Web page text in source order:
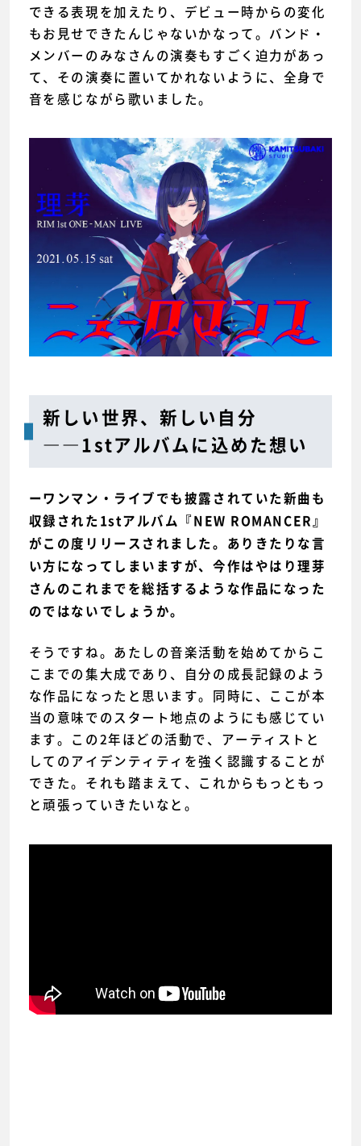
できる表現を加えたり、デビュー時からの変化
もお見せできたんじゃないかなって。バンド・
メンバーのみなさんの演奏もすごく迫力があっ
て、その演奏に置いてかれないように、全身で
音を感じながら歌いました。
新しい世界、新しい自分
――1stアルバムに込めた想い
ーワンマン・ライブでも披露されていた新曲も
収録された1stアルバム『NEW ROMANCER』
がこの度リリースされました。ありきたりな言
い方になってしまいますが、今作はやはり理芽
さんのこれまでを総括するような作品になった
のではないでしょうか。
そうですね。あたしの音楽活動を始めてからこ
こまでの集大成であり、自分の成長記録のよう
な作品になったと思います。同時に、ここが本
当の意味でのスタート地点のようにも感じてい
ます。この2年ほどの活動で、アーティストと
してのアイデンティティを強く認識することが
できた。それも踏まえて、これからもっともっ
と頑張っていきたいなと。